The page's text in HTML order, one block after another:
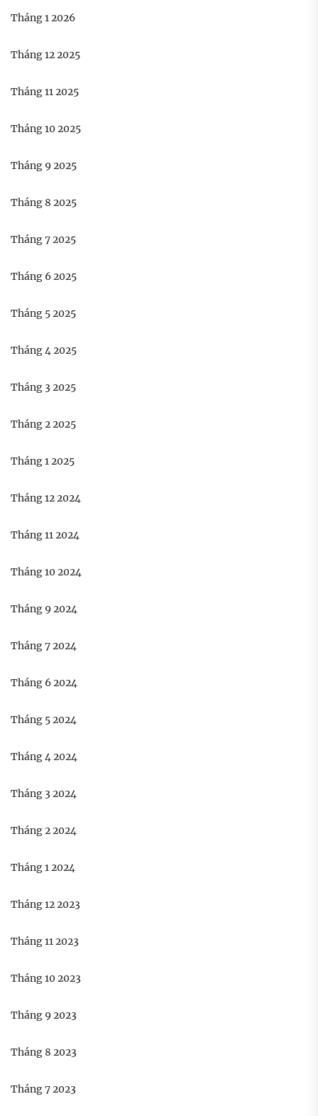
Tháng 1 2026
Tháng 12 2025
Tháng 11 2025
Tháng 10 2025
Tháng 9 2025
Tháng 8 2025
Tháng 7 2025
Tháng 6 2025
Tháng 5 2025
Tháng 4 2025
Tháng 3 2025
Tháng 2 2025
Tháng 1 2025
Tháng 12 2024
Tháng 11 2024
Tháng 10 2024
Tháng 9 2024
Tháng 7 2024
Tháng 6 2024
Tháng 5 2024
Tháng 4 2024
Tháng 3 2024
Tháng 2 2024
Tháng 1 2024
Tháng 12 2023
Tháng 11 2023
Tháng 10 2023
Tháng 9 2023
Tháng 8 2023
Tháng 7 2023